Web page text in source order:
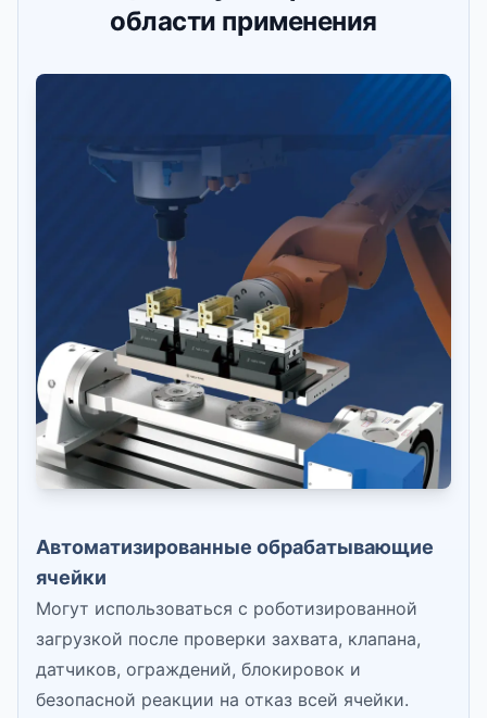
области применения
Автоматизированные обрабатывающие
ячейки
Могут использоваться с роботизированной
загрузкой после проверки захвата, клапана,
датчиков, ограждений, блокировок и
безопасной реакции на отказ всей ячейки.